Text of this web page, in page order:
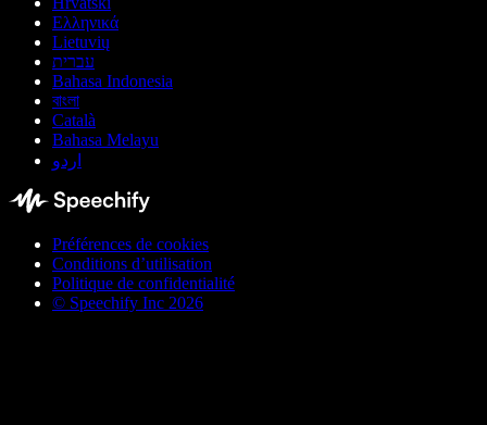
Ελληνικά
Lietuvių
עברית
Bahasa Indonesia
বাংলা
Català
Bahasa Melayu
اردو
Préférences de cookies
Conditions d’utilisation
Politique de confidentialité
© Speechify Inc 2026